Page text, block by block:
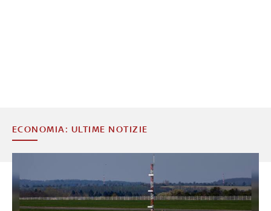
ECONOMIA: ULTIME NOTIZIE